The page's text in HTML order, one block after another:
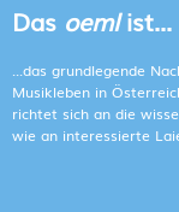
Das oemlist...
...das grundlegende
Musikleben in
richtet sich an die
wie an interessierte